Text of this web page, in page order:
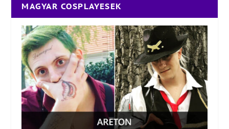
MAGYAR COSPLAYESEK